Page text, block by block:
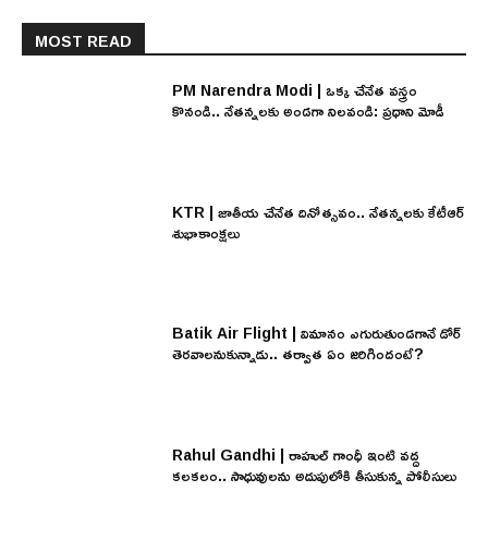
MOST READ
PM Narendra Modi | ఒక్క చేనేత వస్త్రం
కొనండి.. నేతన్నలకు అండగా నిలవండి: ప్రధాని మోడీ
KTR | జాతీయ చేనేత దినోత్సవం.. నేతన్నలకు కేటీఆర్
శుభాకాంక్షలు
Batik Air Flight | విమానం ఎగురుతుండగానే డోర్
తెరవాలనుకున్నాడు.. తర్వాత ఏం జరిగిందంటే?
Rahul Gandhi | రాహుల్ గాంధీ ఇంటి వద్ద
కలకలం.. సాధువులను అదుపులోకి తీసుకున్న పోలీసులు